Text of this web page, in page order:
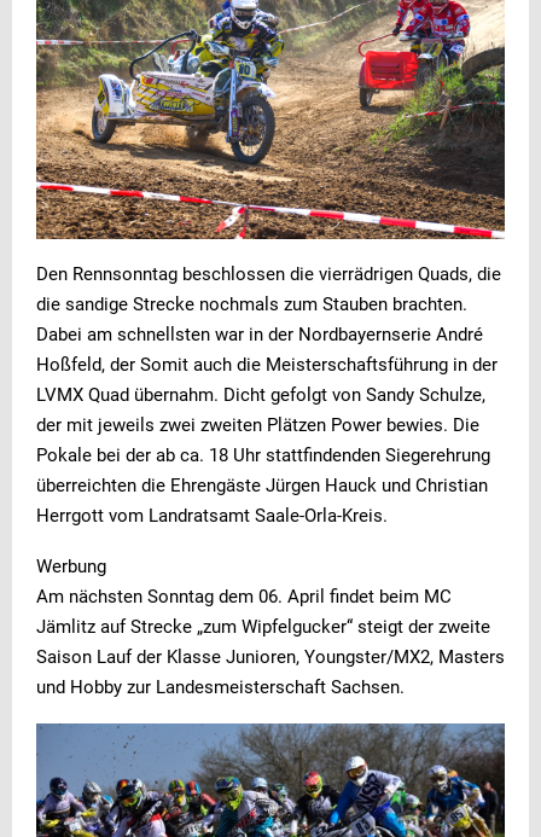
Den Rennsonntag beschlossen die vierrädrigen Quads, die
die sandige Strecke nochmals zum Stauben brachten.
Dabei am schnellsten war in der Nordbayernserie André
Hoßfeld, der Somit auch die Meisterschaftsführung in der
LVMX Quad übernahm. Dicht gefolgt von Sandy Schulze,
der mit jeweils zwei zweiten Plätzen Power bewies. Die
Pokale bei der ab ca. 18 Uhr stattfindenden Siegerehrung
überreichten die Ehrengäste Jürgen Hauck und Christian
Herrgott vom Landratsamt Saale-Orla-Kreis.
Werbung
Am nächsten Sonntag dem 06. April findet beim MC
Jämlitz auf Strecke „zum Wipfelgucker“ steigt der zweite
Saison Lauf der Klasse Junioren, Youngster/MX2, Masters
und Hobby zur Landesmeisterschaft Sachsen.